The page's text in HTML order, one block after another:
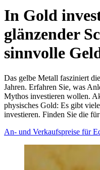
In Gold
glänzender
sinnvolle
Das gelbe Metall fasziniert
Jahren. Erfahren Sie, was
Mythos investieren wollen.
physisches Gold: Es gibt
investieren. Finden Sie die
An- und Verkaufspreise für